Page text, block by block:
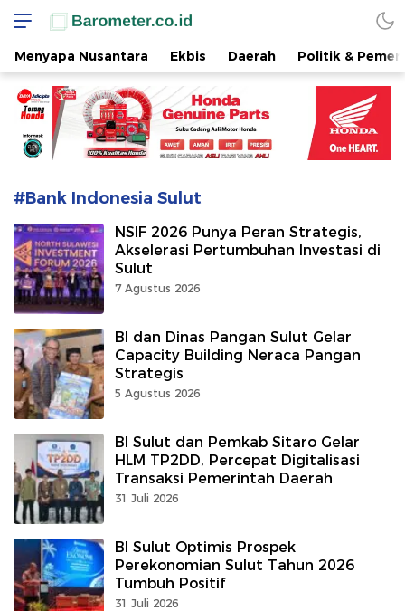
www.barometer.co.id
Berita Terkini di Sulawesi Utara
Menyapa Nusantara Ekbis Daerah Politik &
#Bank Indonesia Sulut
NSIF 2026 Punya Peran Strategis,
Akselerasi Pertumbuhan Investasi di
Sulut
7 Agustus 2026
BI dan Dinas Pangan Sulut Gelar
Capacity Building Neraca Pangan
Strategis
5 Agustus 2026
BI Sulut dan Pemkab Sitaro Gelar
HLM TP2DD, Percepat Digitalisasi
Transaksi Pemerintah Daerah
31 Juli 2026
BI Sulut Optimis Prospek
Perekonomian Sulut Tahun 2026
Tumbuh Positif
31 Juli 2026